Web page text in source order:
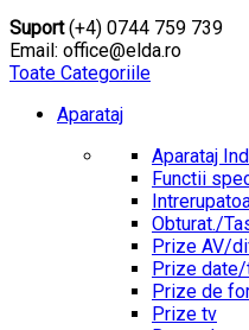
Suport(+4) 0744 759 739
Email: office@elda.ro
Toate Categoriile
Aparataj
Aparataj
Functii
Obturat./
Prize AV/
Prize
Prize de
Prize tv